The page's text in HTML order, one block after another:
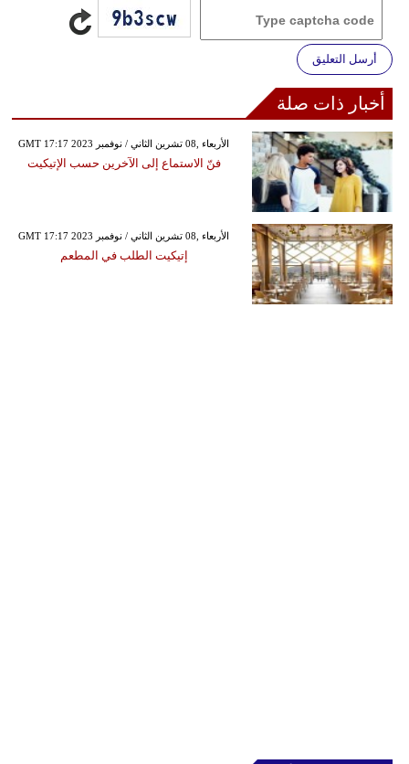
أرسل التعليق
أخبار ذات صلة
GMT 17:17 2023 الأربعاء ,08 تشرين الثاني / نوفمبر
فنّ الاستماع إلى الآخرين حسب الإتيكيت
GMT 17:17 2023 الأربعاء ,08 تشرين الثاني / نوفمبر
إتيكيت الطلب في المطعم